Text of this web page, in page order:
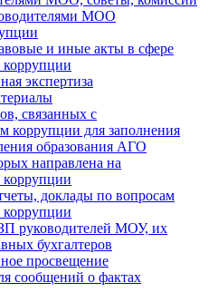
МОО
и иные акты в сфере
коррупции
экспертиза
связанных с
коррупции для заполнения
образования АГО
направлена на
коррупции
доклады по вопросам
коррупции
руководителей МОУ, их
бухгалтеров
просвещение
сообщений о фактах